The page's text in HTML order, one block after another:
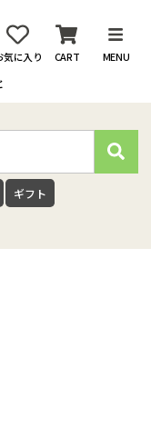
気に入り CART MENU
検
索
ギフト